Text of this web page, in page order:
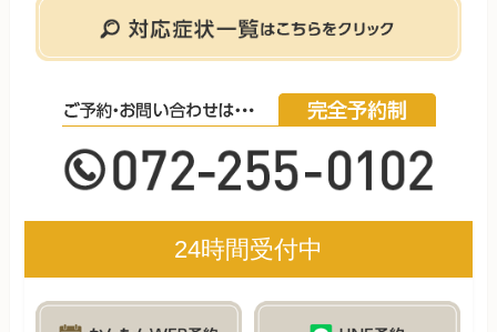
24時間受付中